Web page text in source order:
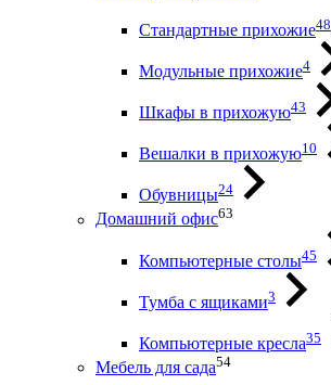
Стандартные прихожие48
Модульные прихожие4
Шкафы в прихожую43
Вешалки в прихожую10
Обувницы24
Домашний офис63
Компьютерные столы45
Тумба с ящиками3
Компьютерные кресла35
Мебель для сада54